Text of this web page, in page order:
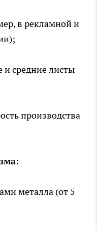
в рекламной и
и средние листы
производства
металла (от 5